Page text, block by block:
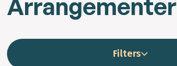
Arrangementer
Filters